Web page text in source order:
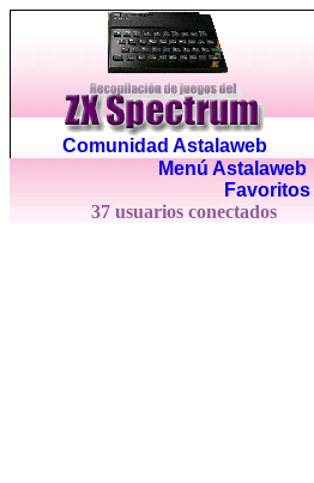
Comunidad Astalaweb
Menú Astalaweb|
Favoritos
37 usuarios conectados